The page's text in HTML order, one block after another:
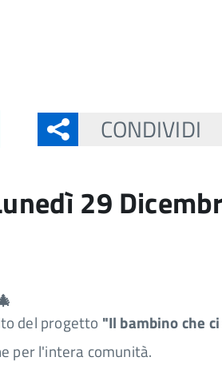
CONDIVIDI
29
del progetto "Il bambino che
per l'intera comunità.